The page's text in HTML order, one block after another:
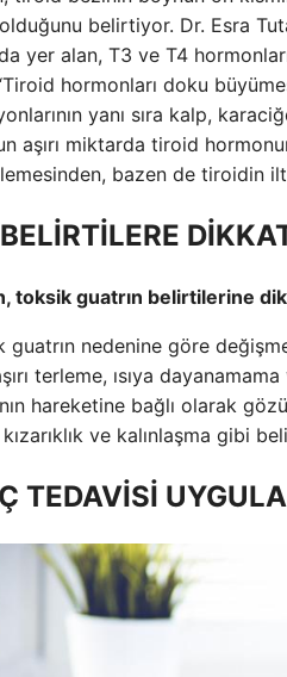
belirtiyor. Dr. Esra
yer alan, T3 ve T4
hormonları doku
yanı sıra kalp,
aşırı miktarda tiroid
bazen de tiroidin
toksik guatrın belirtilerine
guatrın nedenine göre
terleme, ısıya
hareketine bağlı olarak
ve kalınlaşma gibi
TEDAVİSİ